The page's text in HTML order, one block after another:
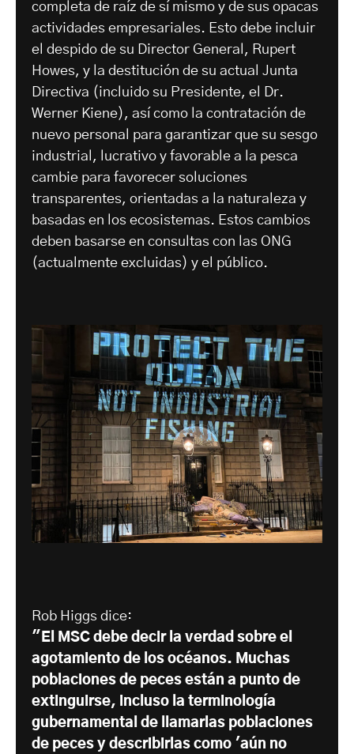
completa de raíz de sí mismo y de sus opacas
actividades empresariales. Esto debe incluir
el despido de su Director General, Rupert
Howes, y la destitución de su actual Junta
Directiva (incluido su Presidente, el Dr.
Werner Kiene), así como la contratación de
nuevo personal para garantizar que su sesgo
industrial, lucrativo y favorable a la pesca
cambie para favorecer soluciones
transparentes, orientadas a la naturaleza y
basadas en los ecosistemas. Estos cambios
deben basarse en consultas con las ONG
(actualmente excluidas) y el público.
Rob Higgs dice:
"El MSC debe decir la verdad sobre el
agotamiento de los océanos. Muchas
poblaciones de peces están a punto de
extinguirse, incluso la terminología
gubernamental de llamarlas poblaciones
de peces y describirlas como 'aún no